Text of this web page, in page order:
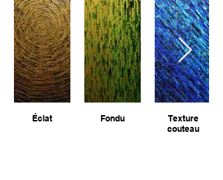
Esaurito
géométrique
Esaurito
Esaurito
Esaurito
rosso e dell'arancione
Esaurito
Esaurito
Esaurito
Esaurito
Esaurito
Esaurito
Esaurito
Esaurito
Esaurito
Esaurito
Éclat Fondu
Texture
couteau